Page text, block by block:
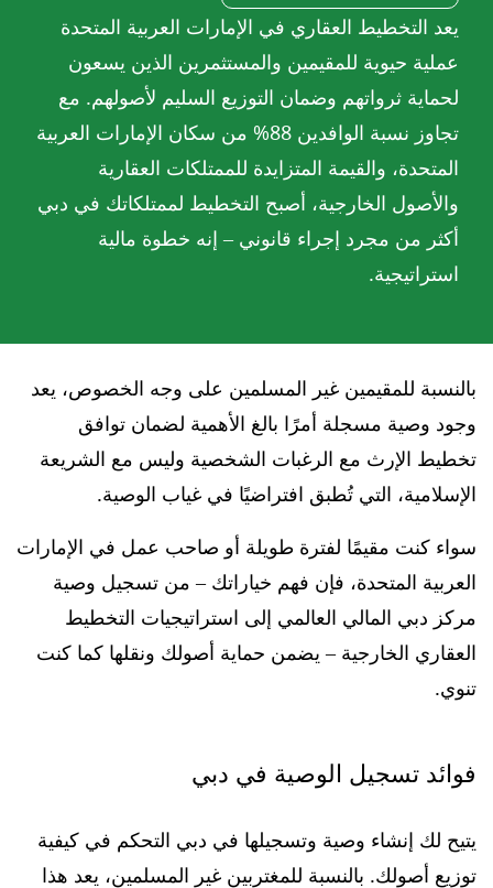
يعد التخطيط العقاري في الإمارات العربية المتحدة
عملية حيوية للمقيمين والمستثمرين الذين يسعون
لحماية ثرواتهم وضمان التوزيع السليم لأصولهم. مع
تجاوز نسبة الوافدين 88% من سكان الإمارات العربية
المتحدة، والقيمة المتزايدة للممتلكات العقارية
والأصول الخارجية، أصبح التخطيط لممتلكاتك في دبي
أكثر من مجرد إجراء قانوني – إنه خطوة مالية
استراتيجية.
بالنسبة للمقيمين غير المسلمين على وجه الخصوص، يعد
وجود وصية مسجلة أمرًا بالغ الأهمية لضمان توافق
تخطيط الإرث مع الرغبات الشخصية وليس مع الشريعة
الإسلامية، التي تُطبق افتراضيًا في غياب الوصية.
سواء كنت مقيمًا لفترة طويلة أو صاحب عمل في الإمارات
العربية المتحدة، فإن فهم خياراتك – من تسجيل وصية
مركز دبي المالي العالمي إلى استراتيجيات التخطيط
العقاري الخارجية – يضمن حماية أصولك ونقلها كما كنت
تنوي.
فوائد تسجيل الوصية في دبي
يتيح لك إنشاء وصية وتسجيلها في دبي التحكم في كيفية
توزيع أصولك. بالنسبة للمغتربين غير المسلمين، يعد هذا